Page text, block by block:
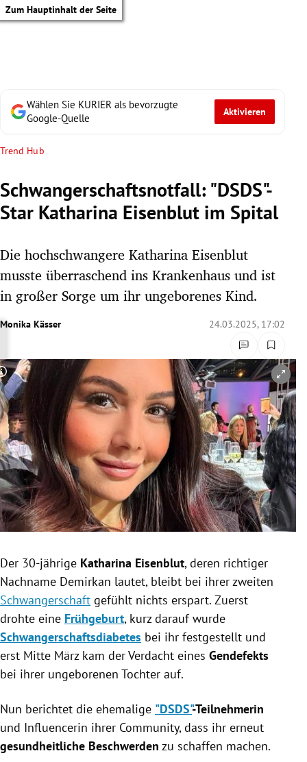
Zum Hauptinhalt der Seite
Untermenü
Untermenü
Untermenü
Untermenü
Untermenü
Untermenü
Untermenü
Untermenü
Wählen Sie KURIER als bevorzugte
Google-Quelle
Aktivieren
Trend Hub
Schwangerschaftsnotfall: "DSDS"-
Star Katharina Eisenblut im Spital
Die hochschwangere Katharina Eisenblut
musste überraschend ins Krankenhaus und ist
in großer Sorge um ihr ungeborenes Kind.
Monika Kässer 24.03.2025, 17:02
Copyright-Hinweis öffnen/schließen
Der 30-jährige Katharina Eisenblut, deren richtiger
Nachname Demirkan lautet, bleibt bei ihrer zweiten
Schwangerschaft gefühlt nichts erspart. Zuerst
drohte eine Frühgeburt, kurz darauf wurde
Schwangerschaftsdiabetes bei ihr festgestellt und
erst Mitte März kam der Verdacht eines Gendefekts
bei ihrer ungeborenen Tochter auf.
Nun berichtet die ehemalige "DSDS"-Teilnehmerin
und Influencerin ihrer Community, dass ihr erneut
gesundheitliche Beschwerden zu schaffen machen.